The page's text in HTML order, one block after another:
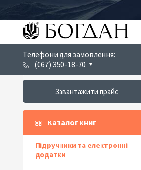
Телефони для замовлення:
(067) 350-18-70
Завантажити прайс
Каталог книг
Підручники та електронні
додатки